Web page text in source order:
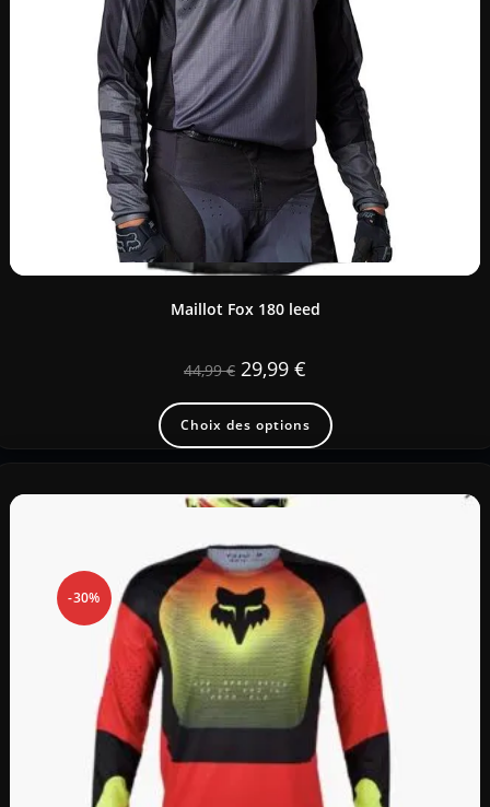
Maillot Fox 180 leed
44,99€ 29,99 €
Choix des options
-30%